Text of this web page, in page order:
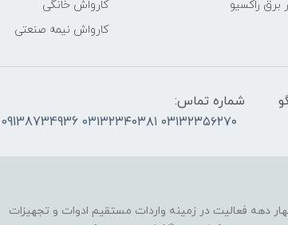
برق راکسیو
کارواش خانگی
کارواش نیمه صنعتی
شماره تماس:
۰۳۱۳۲۳۵۶۲۷۰ ۰۳۱۳۲۳۴۰۳۸۱ 09138734936 03132373169
دهه فعالیت در زمینه واردات مستقیم ادوات و تجهیزات